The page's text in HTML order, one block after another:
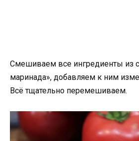
Смешиваем все ингредиенты из
маринада», добавляем к ним
Всё тщательно перемешиваем.